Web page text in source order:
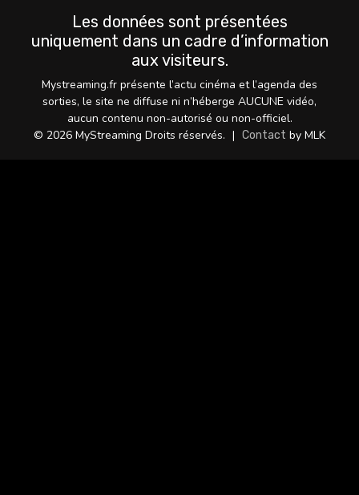
Les données sont présentées
uniquement dans un cadre d’information
aux visiteurs.
Mystreaming.fr présente l’actu cinéma et l’agenda des
sorties, le site ne diffuse ni n’héberge AUCUNE vidéo,
aucun contenu non-autorisé ou non-officiel.
© 2026 MyStreaming Droits réservés. | Contact by MLK